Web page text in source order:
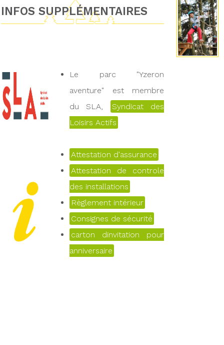
INFOS SUPPLÉMENTAIRES
Le parc "Yzeron
aventure" est membre
du SLA,
Syndicat des
Loisirs Actifs
Attestation d'assurance
Attestation de controle
des installations
Règlement intérieur
Consignes de sécurité
carton dinvitation pour
anniversaire